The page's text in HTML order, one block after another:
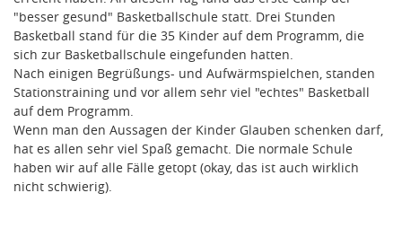
"besser gesund" Basketballschule statt. Drei Stunden
Basketball stand für die 35 Kinder auf dem Programm, die
sich zur Basketballschule eingefunden hatten.
Nach einigen Begrüßungs- und Aufwärmspielchen, standen
Stationstraining und vor allem sehr viel "echtes" Basketball
auf dem Programm.
Wenn man den Aussagen der Kinder Glauben schenken darf,
hat es allen sehr viel Spaß gemacht. Die normale Schule
haben wir auf alle Fälle getopt (okay, das ist auch wirklich
nicht schwierig).